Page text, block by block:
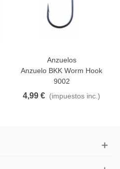
Anzuelos
Anzuelo BKK Worm Hook
9002
4,99 € (impuestos inc.)